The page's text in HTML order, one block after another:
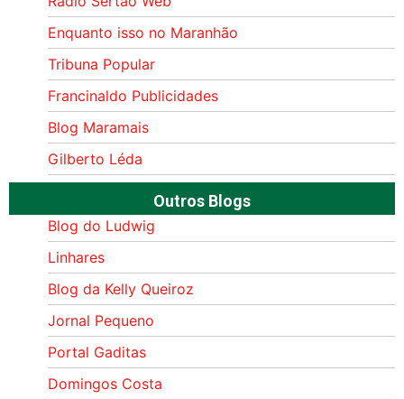
Enquanto isso no Maranhão
Tribuna Popular
Francinaldo Publicidades
Blog Maramais
Gilberto Léda
Outros Blogs
Blog do Ludwig
Linhares
Blog da Kelly Queiroz
Jornal Pequeno
Portal Gaditas
Domingos Costa